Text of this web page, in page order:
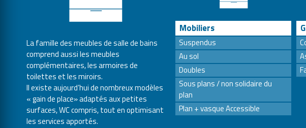
La famille des meubles de salle de bains
comprend aussi les meubles
complémentaires, les armoires de
toilettes et les miroirs.
Il existe aujourd’hui de nombreux modèles
« gain de place» adaptés aux petites
surfaces, WC compris, tout en optimisant
les services apportés.
Mobiliers
Suspendus
Au sol
Doubles
Sous plans / non solidaire du
plan
Plan + vasque Accessible